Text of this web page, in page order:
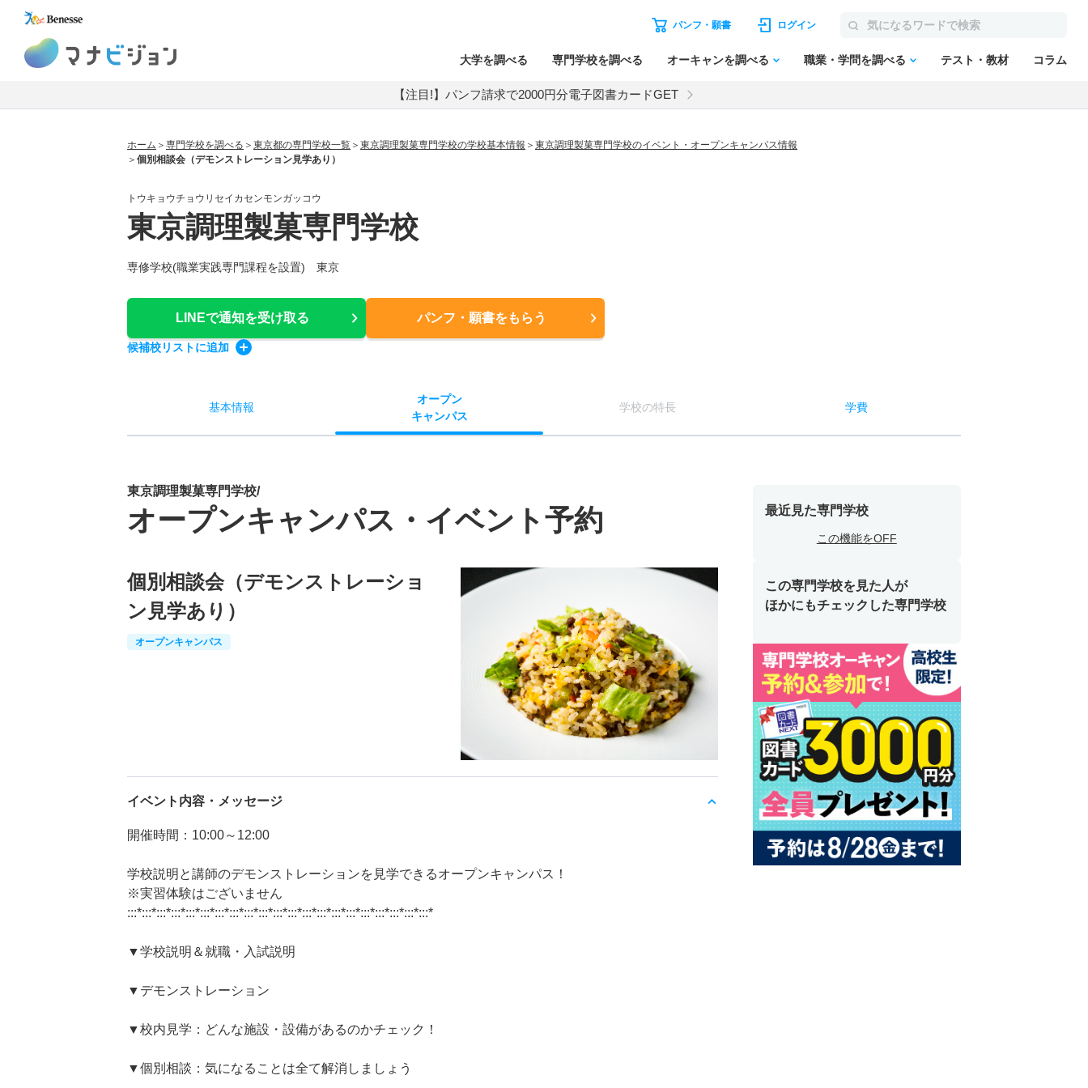
パンフ・願書 ログイン
大学を調べる 専門学校を調べる オーキャンを調べる 職業・学問を調べる テスト・教材 コラム
【注目!】パンフ請求で2000円分電子図書カードGET
ホーム 専門学校を調べる 東京都の専門学校一覧 東京調理製菓専門学校の学校基本情報
東京調理製菓専門学校のイベント・オープンキャンパス情報
個別相談会（デモンストレーション見学あり）
トウキョウチョウリセイカセンモンガッコウ
東京調理製菓専門学校
専修学校(職業実践専門課程を設置) 東京
LINEで通知を受け取る パンフ・願書をもらう
候補校リストに追加
基本情報
オープン
キャンパス
学校の特長 学費
東京調理製菓専門学校/
オープンキャンパス・イベント予約
個別相談会（デモンストレーショ
ン見学あり）
オープンキャンパス
イベント内容・メッセージ
開催時間：10:00～12:00
学校説明と講師のデモンストレーションを見学できるオープンキャンパス！
※実習体験はございません
:::*:::*:::*:::*:::*:::*:::*:::*:::*:::*:::*:::*:::*:::*:::*:::*:::*:::*:::*:::*:::*
▼学校説明＆就職・入試説明
▼デモンストレーション
▼校内見学：どんな施設・設備があるのかチェック！
▼個別相談：気になることは全て解消しましょう
最近見た専門学校
この機能をOFF
この専門学校を見た人が
ほかにもチェックした専門学校